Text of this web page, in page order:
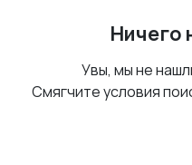
Ничего
Увы, мы не
Смягчите условия